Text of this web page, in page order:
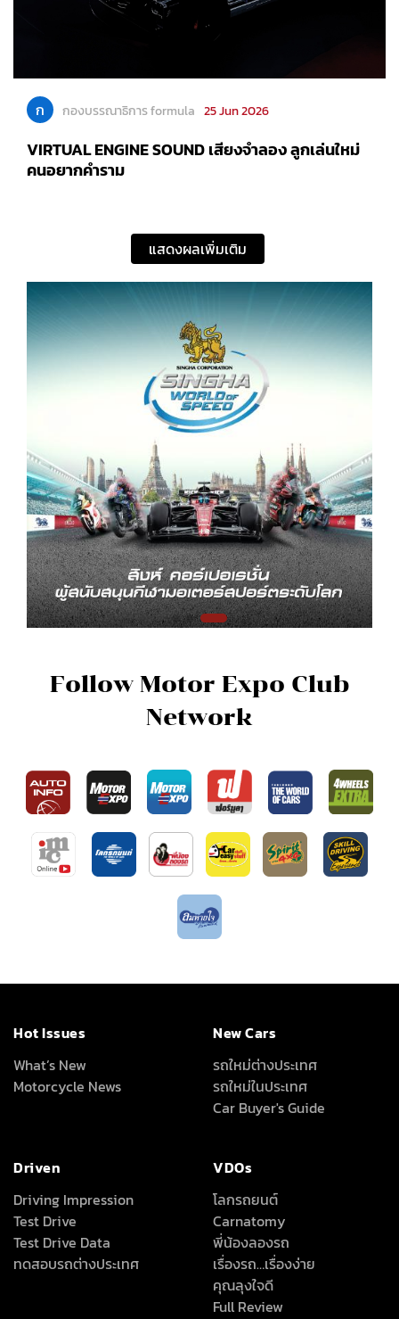
ก กองบรรณาธิการ formula 25 Jun 2026
VIRTUAL ENGINE SOUND เสียงจำลอง ลูกเล่นใหม่
คนอยากคำราม
แสดงผลเพิ่มเติม
Follow Motor Expo Club
Network
Hot Issues
What’s New
Motorcycle News
New Cars
รถใหม่ต่างประเทศ
รถใหม่ในประเทศ
Car Buyer's Guide
Driven
Driving Impression
Test Drive
Test Drive Data
ทดสอบรถต่างประเทศ
VDOs
โลกรถยนต์
Carnatomy
พี่น้องลองรถ
เรื่องรถ…เรื่องง่าย
คุณลุงใจดี
Full Review